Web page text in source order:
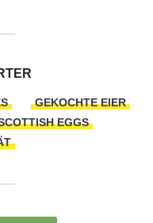
GEKOCHTE EIER
EGGS